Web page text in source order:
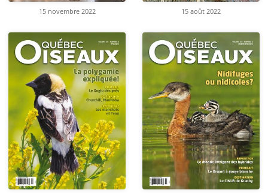
15 novembre 2022 15 août 2022